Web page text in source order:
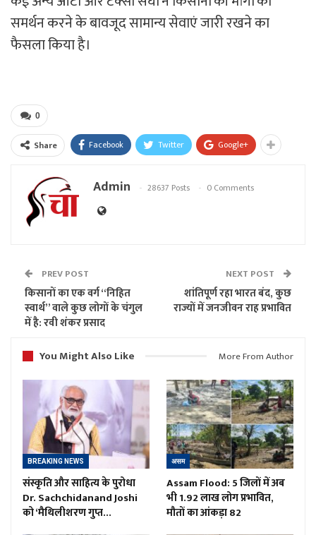
समर्थन करने के बावजूद सामान्य सेवाएं जारी रखने का
फैसला किया है।
0
Share Facebook Twitter Google+
Admin 28637 Posts 0 Comments
PREV POST
किसानों का एक वर्ग “निहित
स्वार्थ” वाले कुछ लोगों के चंगुल
में है: रवी शंकर प्रसाद
NEXT POST
शांतिपूर्ण रहा भारत बंद, कुछ
राज्यों में जनजीवन राह प्रभावित
You Might Also Like More From Author
BREAKING NEWS
संस्कृति और साहित्य के पुरोधा
Dr. Sachchidanand Joshi
को ‘मैथिलीशरण गुप्त…
असम
Assam Flood: 5 जिलों में अब
भी 1.92 लाख लोग प्रभावित,
मौतों का आंकड़ा 82